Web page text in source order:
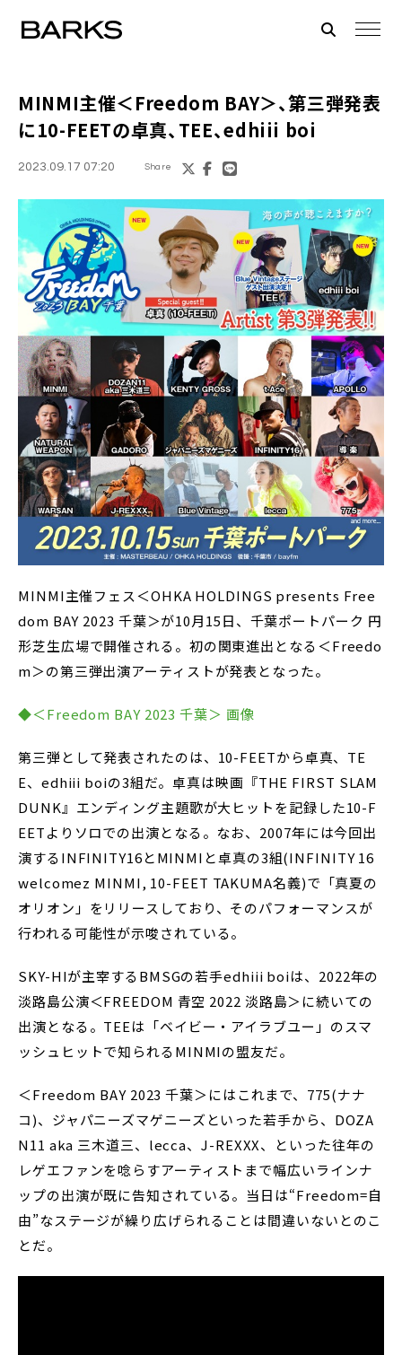
MINMI主催＜Freedom BAY＞、第三弾発表
に10-FEETの卓真、TEE、edhiii boi
2023.09.17 07:20 Share
MINMI主催フェス＜OHKA HOLDINGS presents Free
dom BAY 2023 千葉＞が10月15日、千葉ポートパーク 円
形芝生広場で開催される。初の関東進出となる＜Freedo
m＞の第三弾出演アーティストが発表となった。
◆＜Freedom BAY 2023 千葉＞ 画像
第三弾として発表されたのは、10-FEETから卓真、TE
E、edhiii boiの3組だ。卓真は映画『THE FIRST SLAM
DUNK』エンディング主題歌が大ヒットを記録した10-F
EETよりソロでの出演となる。なお、2007年には今回出
演するINFINITY16とMINMIと卓真の3組(INFINITY 16
welcomez MINMI, 10-FEET TAKUMA名義)で「真夏の
オリオン」をリリースしており、そのパフォーマンスが
行われる可能性が示唆されている。
SKY-HIが主宰するBMSGの若手edhiii boiは、2022年の
淡路島公演＜FREEDOM 青空 2022 淡路島＞に続いての
出演となる。TEEは「ベイビー・アイラブユー」のスマ
ッシュヒットで知られるMINMIの盟友だ。
＜Freedom BAY 2023 千葉＞にはこれまで、775(ナナ
コ)、ジャパニーズマゲニーズといった若手から、DOZA
N11 aka 三木道三、lecca、J-REXXX、といった往年の
レゲエファンを唸らすアーティストまで幅広いラインナ
ップの出演が既に告知されている。当日は“Freedom=自
由”なステージが繰り広げられることは間違いないとのこ
とだ。